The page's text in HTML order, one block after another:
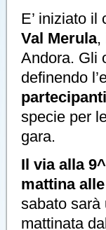
E’ iniziato il
Val Merula,
Andora. Gli
definendo
partecipanti
specie per
gara.
Il via alla
mattina
sabato sarà
mattinata